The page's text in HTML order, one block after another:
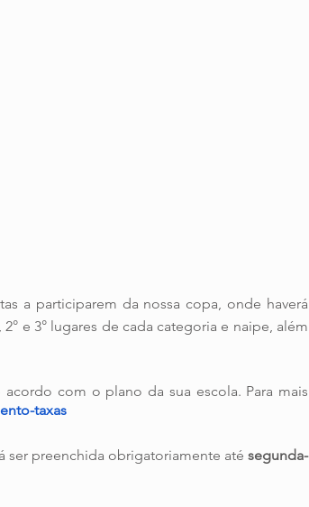
a participarem da nossa copa, onde haverá
e 3° lugares de cada categoria e naipe, além
com o plano da sua escola. Para mais
taxas
ser preenchida obrigatoriamente até segunda-